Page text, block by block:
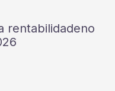
rentabilidadeno